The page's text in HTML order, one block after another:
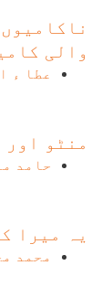
والی
عطا ء
منٹو اور
حامد
یہ میرا
محمد